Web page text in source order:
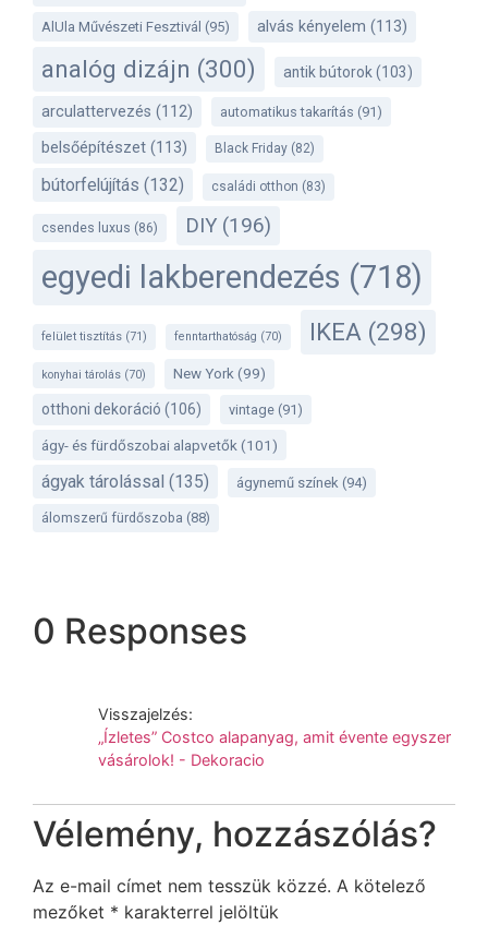
AlUla Művészeti Fesztivál (95) alvás kényelem (113)
analóg dizájn (300) antik bútorok(103)
arculattervezés (112) automatikus takarítás (91)
belsőépítészet (113) Black Friday (82)
bútorfelújítás (132) családi otthon (83)
csendes luxus (86) DIY (196)
egyedi lakberendezés (718)
felület tisztítás (71) fenntarthatóság (70) IKEA (298)
konyhai tárolás (70) New York (99)
otthoni dekoráció (106) vintage (91)
ágy- és fürdőszobai alapvetők(101)
ágyak tárolással (135) ágynemű színek (94)
álomszerű fürdőszoba (88)
0 Responses
Visszajelzés:
„Ízletes” Costco alapanyag, amit évente egyszer
vásárolok! - Dekoracio
Vélemény, hozzászólás?
Az e-mail címet nem tesszük közzé. A kötelező
mezőket * karakterrel jelöltük